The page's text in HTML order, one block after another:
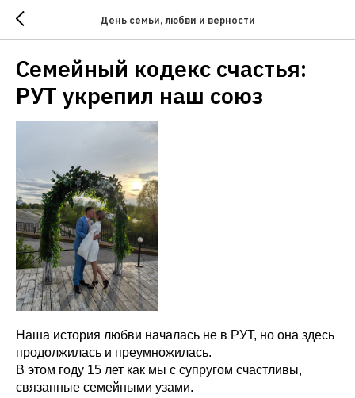
День семьи, любви и верности
Семейный кодекс счастья:
РУТ укрепил наш союз
Наша история любви началась не в РУТ, но она здесь
продолжилась и преумножилась.
В этом году 15 лет как мы с супругом счастливы,
связанные семейными узами.